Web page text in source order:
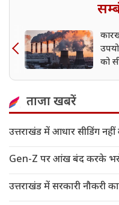
को
ताजा खबरें
उत्तराखंड में आधार सीडिंग
Gen-Z पर आंख बंद करके
उत्तराखंड में सरकारी नौकरी